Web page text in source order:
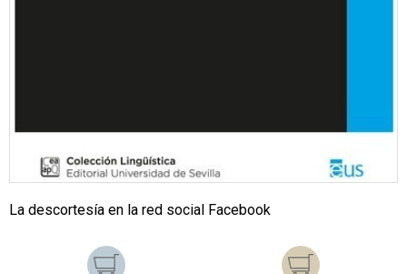
La descortesía en la red social Facebook